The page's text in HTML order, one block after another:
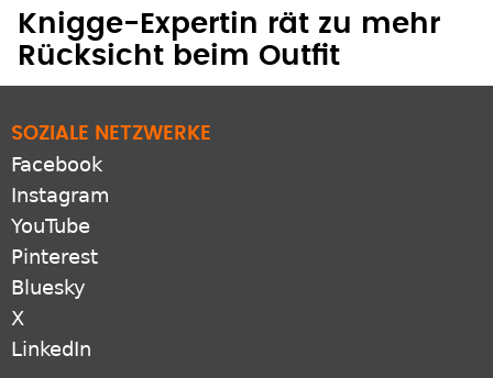
Knigge-Expertin rät zu mehr
Rücksicht beim Outfit
SOZIALE NETZWERKE
Facebook
Instagram
YouTube
Pinterest
Bluesky
X
LinkedIn